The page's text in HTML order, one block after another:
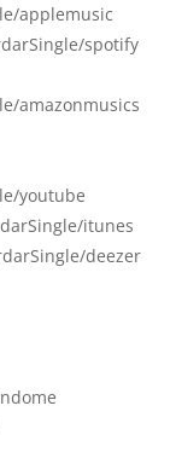
applemusic
spotify
amazonmusics
youtube
itunes
deezer